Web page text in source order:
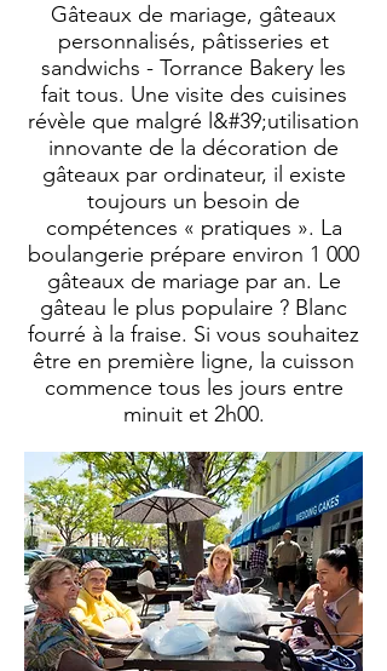
Gâteaux de mariage, gâteaux
personnalisés, pâtisseries et
sandwichs - Torrance Bakery les
fait tous. Une visite des cuisines
révèle que malgré l&#39;utilisation
innovante de la décoration de
gâteaux par ordinateur, il existe
toujours un besoin de
compétences « pratiques ». La
boulangerie prépare environ 1 000
gâteaux de mariage par an. Le
gâteau le plus populaire ? Blanc
fourré à la fraise. Si vous souhaitez
être en première ligne, la cuisson
commence tous les jours entre
minuit et 2h00.